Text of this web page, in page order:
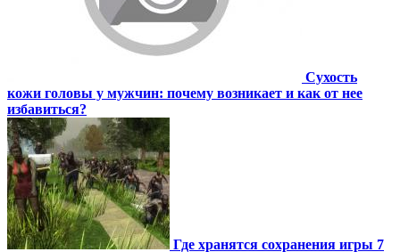
Сухость
кожи головы у мужчин: почему возникает и как от нее
избавиться?
Где хранятся сохранения игры 7